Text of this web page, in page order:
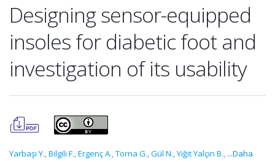
Designing sensor-equipped
insoles for diabetic foot and
investigation of its usability
Yarbaşı Y.,Bilgili F.,Ergenç A.,Torna G.,Gül N.,Yiğit Yalçın B., ...Daha